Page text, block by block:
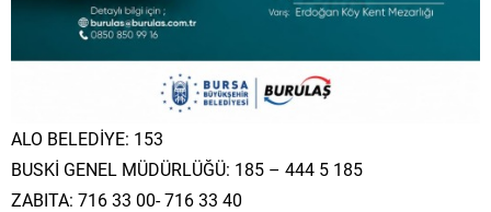
ALO BELEDİYE: 153
BUSKİ GENEL MÜDÜRLÜĞÜ: 185 – 444 5 185
ZABITA: 716 33 00- 716 33 40